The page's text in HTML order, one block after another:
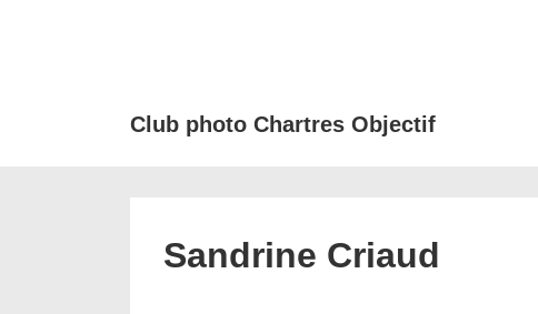
Club photo Chartres Objectif
Sandrine Criaud